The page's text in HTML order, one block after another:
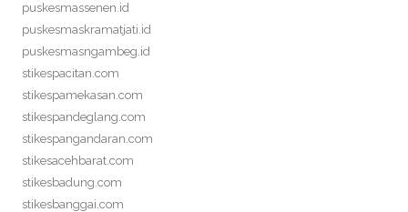
puskesmassenen.id
puskesmaskramatjati.id
puskesmasngambeg.id
stikespacitan.com
stikespamekasan.com
stikespandeglang.com
stikespangandaran.com
stikesacehbarat.com
stikesbadung.com
stikesbanggai.com